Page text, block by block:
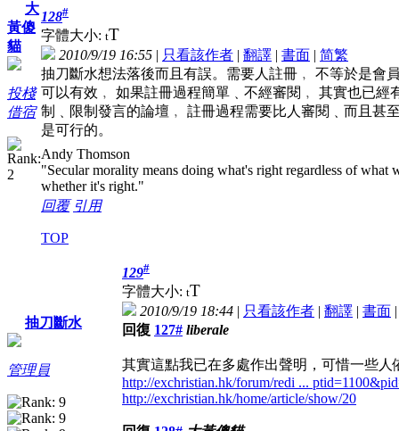
大
黃傻
貓
投棧
借宿
128#
字體大小: tT
2010/9/19 16:55 | 只看該作者 | 翻譯 | 書面 | 简繁
抽刀斷水想法落後而且有誤。需要人註冊﹐ 不等於是會
可以有效﹐ 如果註冊過程簡單﹑不經審閱﹐ 其實也已
制﹑限制發言的論壇﹐ 註冊過程需要比人審閱﹑而且甚
是可行的。
Andy Thomson
"Secular morality means doing what's right regardless of
whether it's right."
回覆 引用
TOP
抽刀斷水
管理員
129#
字體大小: tT
2010/9/19 18:44 | 只看該作者 | 翻譯 | 書面
回復 127# liberale
其實這點我已在多處作出聲明，可惜一些
http://exchristian.hk/forum/redi ...
http://exchristian.hk/home/article/show/20